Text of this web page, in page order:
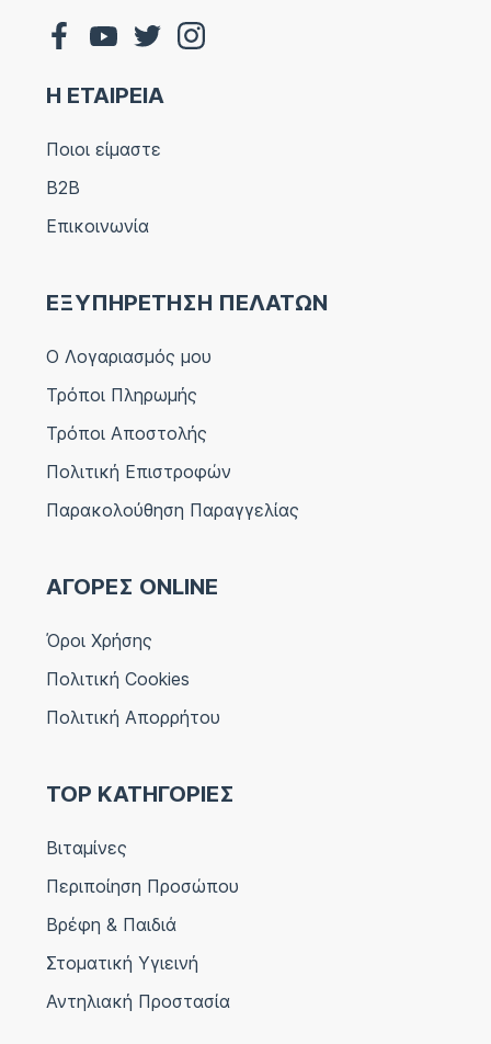
Η ΕΤΑΙΡΕΙΑ
Ποιοι είμαστε
B2B
Επικοινωνία
ΕΞΥΠΗΡΕΤΗΣΗ ΠΕΛΑΤΩΝ
Ο Λογαριασμός μου
Τρόποι Πληρωμής
Τρόποι Αποστολής
Πολιτική Επιστροφών
Παρακολούθηση Παραγγελίας
ΑΓΟΡΕΣ ONLINE
Όροι Χρήσης
Πολιτική Cookies
Πολιτική Απορρήτου
TOP ΚΑΤΗΓΟΡΙΕΣ
Βιταμίνες
Περιποίηση Προσώπου
Βρέφη & Παιδιά
Στοματική Υγιεινή
Αντηλιακή Προστασία